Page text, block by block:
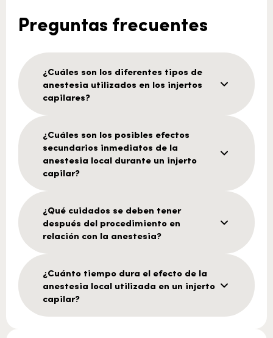
Preguntas frecuentes
¿Cuáles son los diferentes tipos de
anestesia utilizados en los injertos
capilares?
¿Cuáles son los posibles efectos
secundarios inmediatos de la
anestesia local durante un injerto
capilar?
¿Qué cuidados se deben tener
después del procedimiento en
relación con la anestesia?
¿Cuánto tiempo dura el efecto de la
anestesia local utilizada en un injerto
capilar?